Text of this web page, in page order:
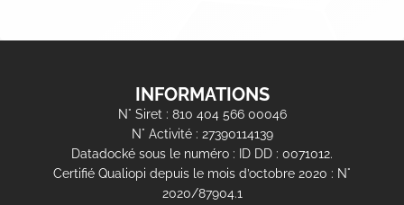
INFORMATIONS
N° Siret : 810 404 566 00046
N° Activité : 27390114139
Datadocké sous le numéro : ID DD : 0071012.
Certifié Qualiopi depuis le mois d’octobre 2020 : N°
2020/87904.1